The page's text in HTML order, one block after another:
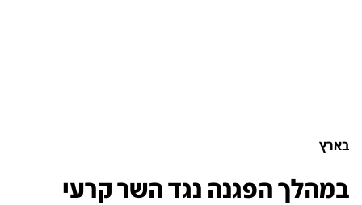
בארץ
במהלך הפגנה נגד השר קרעי